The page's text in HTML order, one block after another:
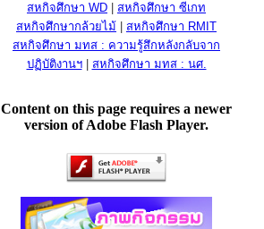
สหกิจศึกษา WD
สหกิจศึกษา ซีเกท
สหกิจศึกษากล้วยไม้
สหกิจศึกษา RMIT
สหกิจศึกษา มทส : ความรู้สึกหลังกลับจาก
ปฏิบัติงานฯ| สหกิจศึกษา มทส : นศ.
Content on this page requires a newer
version of Adobe Flash Player.